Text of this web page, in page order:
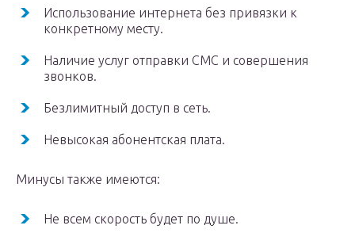
Использование интернета без привязки к
конкретному месту.
Наличие услуг отправки СМС и совершения
звонков.
Безлимитный доступ в сеть.
Невысокая абонентская плата.
Минусы также имеются:
Не всем скорость будет по душе.